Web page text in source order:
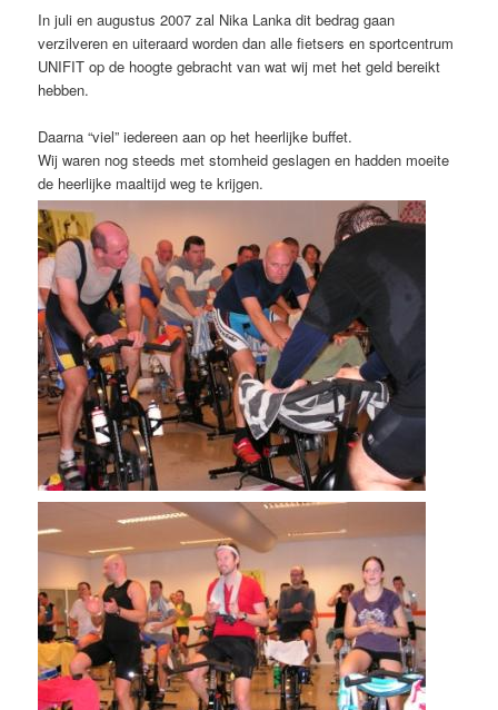
In juli en augustus 2007 zal Nika Lanka dit bedrag gaan
verzilveren en uiteraard worden dan alle fietsers en sportcentrum
UNIFIT op de hoogte gebracht van wat wij met het geld bereikt
hebben.
Daarna “viel” iedereen aan op het heerlijke buffet.
Wij waren nog steeds met stomheid geslagen en hadden moeite
de heerlijke maaltijd weg te krijgen.